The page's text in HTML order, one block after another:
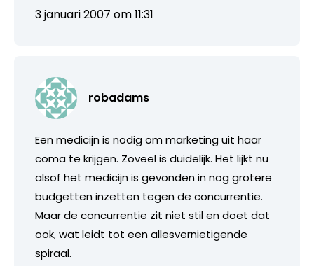
3 januari 2007 om 11:31
robadams
Een medicijn is nodig om marketing uit haar
coma te krijgen. Zoveel is duidelijk. Het lijkt nu
alsof het medicijn is gevonden in nog grotere
budgetten inzetten tegen de concurrentie.
Maar de concurrentie zit niet stil en doet dat
ook, wat leidt tot een allesvernietigende
spiraal.